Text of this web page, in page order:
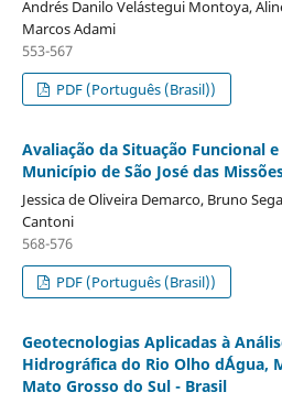
Andrés Danilo Velástegui Montoya,
Marcos Adami
553-567
PDF (Português (Brasil))
Avaliação da Situação Funcional
Município de São José das
Jessica de Oliveira Demarco, Bruno
Cantoni
568-576
PDF (Português (Brasil))
Geotecnologias Aplicadas à
Hidrográfica do Rio Olho d´Água,
Mato Grosso do Sul - Brasil